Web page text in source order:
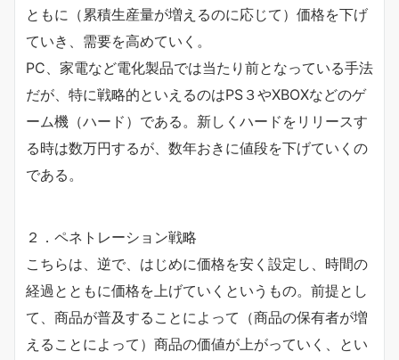
ともに（累積生産量が増えるのに応じて）価格を下げ
ていき、需要を高めていく。
PC、家電など電化製品では当たり前となっている手法
だが、特に戦略的といえるのはPS３やXBOXなどのゲ
ーム機（ハード）である。新しくハードをリリースす
る時は数万円するが、数年おきに値段を下げていくの
である。
２．ペネトレーション戦略
こちらは、逆で、はじめに価格を安く設定し、時間の
経過とともに価格を上げていくというもの。前提とし
て、商品が普及することによって（商品の保有者が増
えることによって）商品の価値が上がっていく、とい